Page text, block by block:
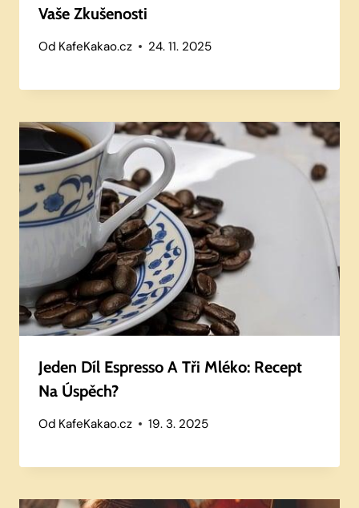
Vaše Zkušenosti
Od KafeKakao.cz 24. 11. 2025
Jeden Díl Espresso A Tři Mléko: Recept
Na Úspěch?
Od KafeKakao.cz 19. 3. 2025